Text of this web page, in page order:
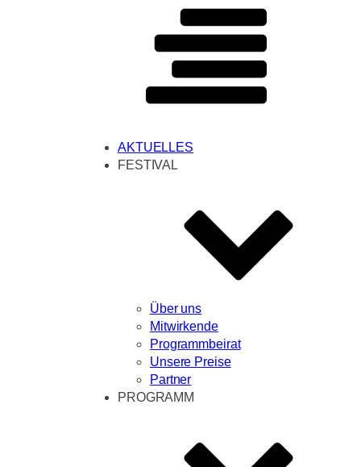
AKTUELLES
FESTIVAL
Über uns
Mitwirkende
Programmbeirat
Unsere Preise
Partner
PROGRAMM